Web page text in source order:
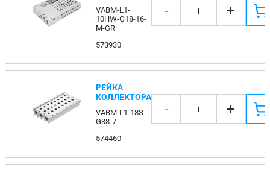
VABM-L1-
10HW-G18-16-
M-GR
573930
- 1 +
РЕЙКА
КОЛЛЕКТОРА
VABM-L1-18S-
G38-7
574460
- 1 +